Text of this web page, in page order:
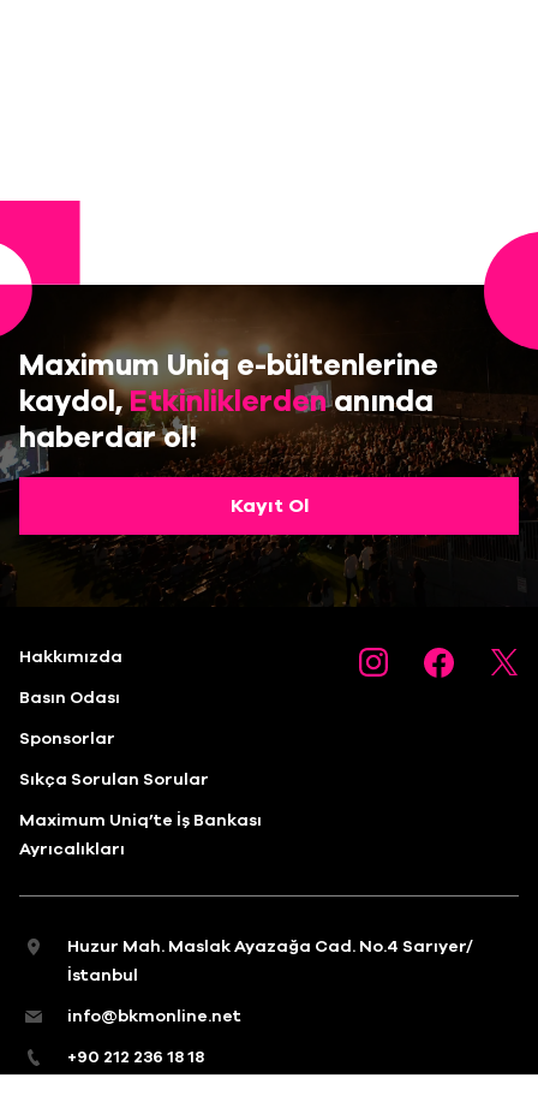
Maximum Uniq e-bültenlerine
kaydol,Etkinliklerdenanında
haberdar ol!
Kayıt Ol
Hakkımızda
Basın Odası
Sponsorlar
Sıkça Sorulan Sorular
Maximum Uniq’te İş Bankası
Ayrıcalıkları
Huzur Mah. Maslak Ayazağa Cad. No.4 Sarıyer/
İstanbul
info@bkmonline.net
+90 212 236 18 18